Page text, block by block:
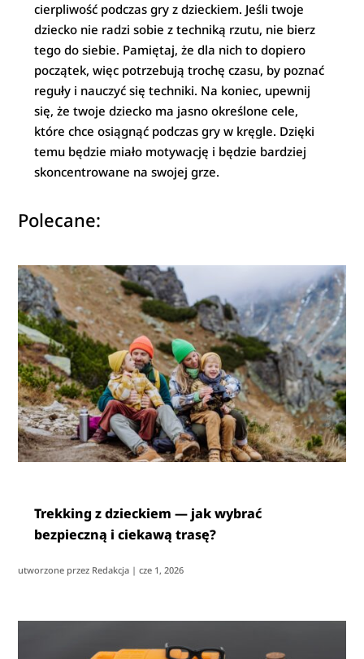
cierpliwość podczas gry z dzieckiem. Jeśli twoje
dziecko nie radzi sobie z techniką rzutu, nie bierz
tego do siebie. Pamiętaj, że dla nich to dopiero
początek, więc potrzebują trochę czasu, by poznać
reguły i nauczyć się techniki. Na koniec, upewnij
się, że twoje dziecko ma jasno określone cele,
które chce osiągnąć podczas gry w kręgle. Dzięki
temu będzie miało motywację i będzie bardziej
skoncentrowane na swojej grze.
Polecane:
Trekking z dzieckiem — jak wybrać
bezpieczną i ciekawą trasę?
utworzone przez Redakcja |cze 1, 2026